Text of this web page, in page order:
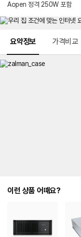
Aopen 정격 250W 포함
요약정보 가격비교
이런 상품 어때요?